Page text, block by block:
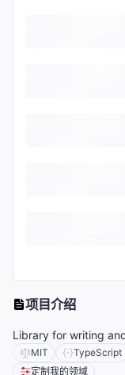
项目介绍
Library for writing
MIT TypeScript
定制我的领域